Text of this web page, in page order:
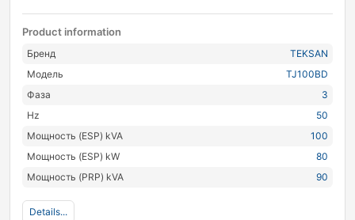
Product information
Бренд
TEKSAN
Модель
TJ100BD
Фаза
3
Hz
50
Мощность (ESP) kVA
100
Мощность (ESP) kW
80
Мощность (PRP) kVA
90
Details...